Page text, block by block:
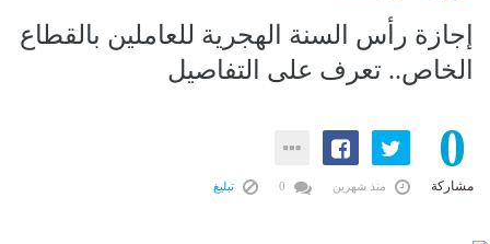
إجازة رأس السنة الهجرية للعاملين بالقطاع
الخاص.. تعرف على التفاصيل
0
مشاركة منذ شهرين تبليغ